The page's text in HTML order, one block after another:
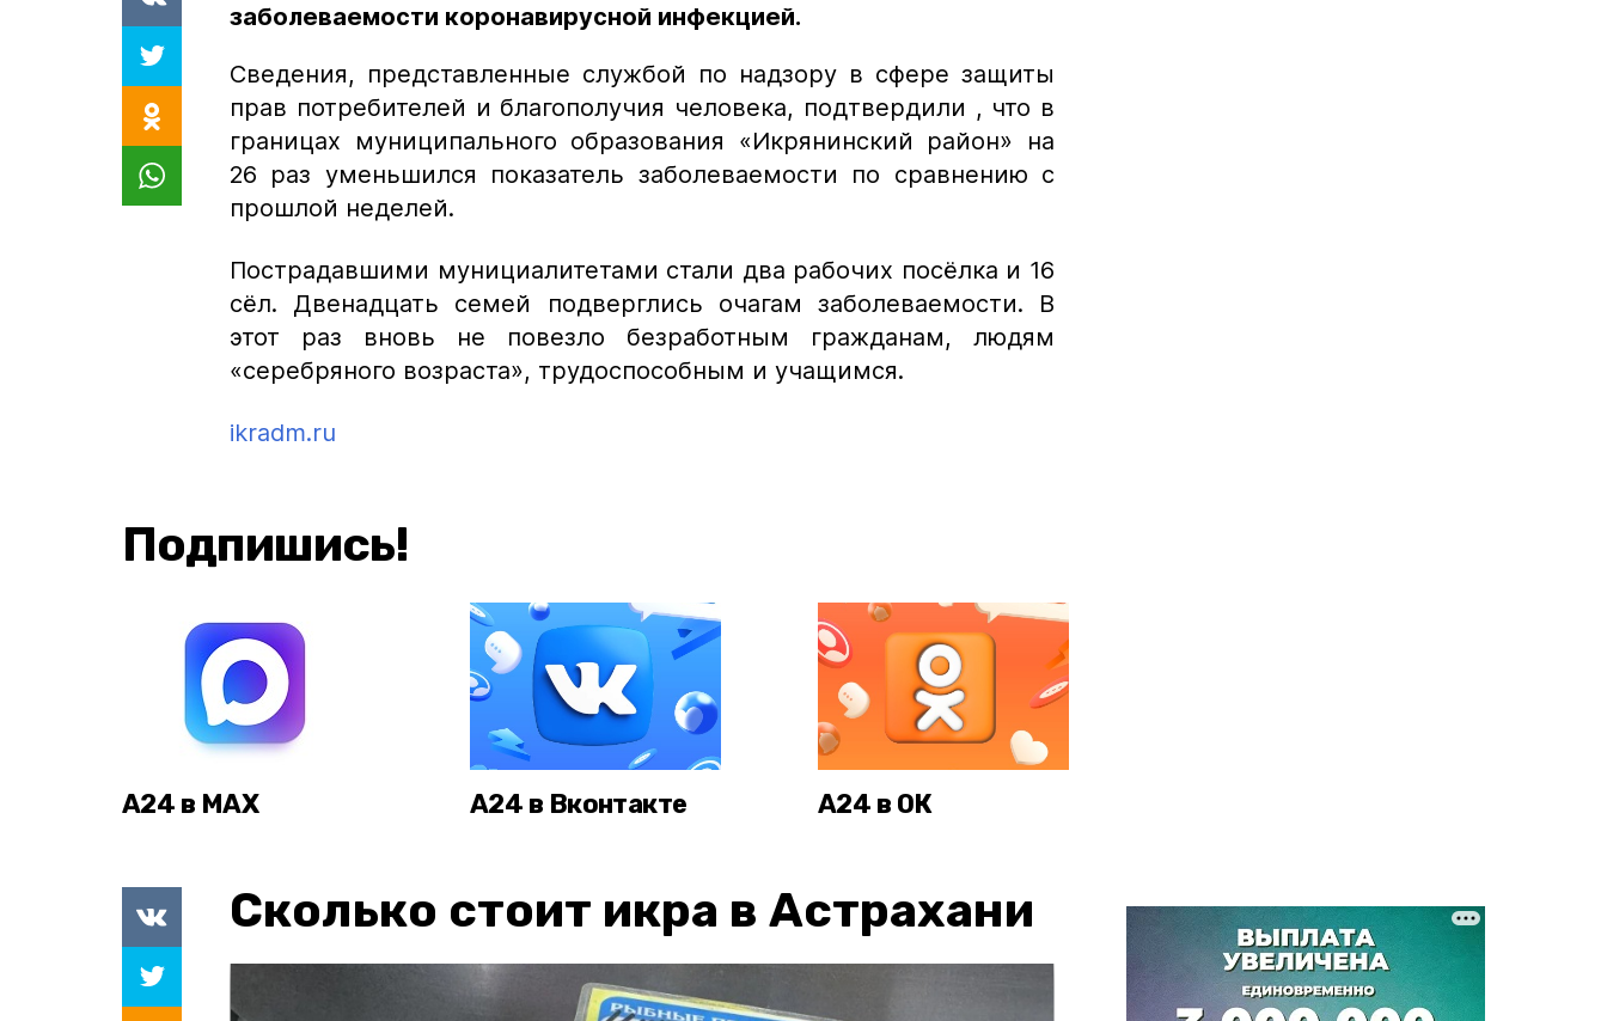
заболеваемости коронавирусной инфекцией.
Сведения, представленные службой по надзору в сфере защиты
прав потребителей и благополучия человека, подтвердили , что в
границах муниципального образования «Икрянинский район» на
26 раз уменьшился показатель заболеваемости по сравнению с
прошлой неделей.
Пострадавшими мунициалитетами стали два рабочих посёлка и 16
сёл. Двенадцать семей подверглись очагам заболеваемости. В
этот раз вновь не повезло безработным гражданам, людям
«серебряного возраста», трудоспособным и учащимся.
ikradm.ru
Подпишись!
А24 в MAX А24 в Вконтакте А24 в ОК
Сколько стоит икра в Астрахани